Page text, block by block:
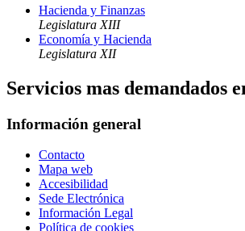
Hacienda y Finanzas
Legislatura XIII
Economía y Hacienda
Legislatura XII
Servicios mas demandados
Información general
Contacto
Mapa web
Accesibilidad
Sede Electrónica
Información Legal
Política de cookies